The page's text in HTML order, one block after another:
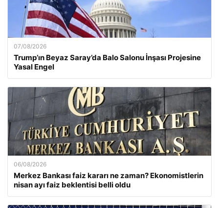
07/08/2026
Trump’ın Beyaz Saray’da Balo Salonu İnşası Projesine
Yasal Engel
06/08/2026
Merkez Bankası faiz kararı ne zaman? Ekonomistlerin
nisan ayı faiz beklentisi belli oldu